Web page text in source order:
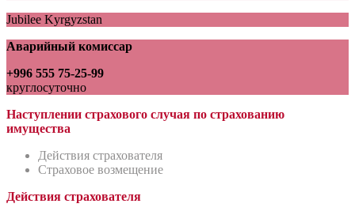
Jubilee Kyrgyzstan
Аварийный комиссар
+996 555 75-25-99
круглосуточно
Наступлении страхового случая по страхованию
имущества
Действия cтрахователя
Страховое возмещение
Действия cтрахователя